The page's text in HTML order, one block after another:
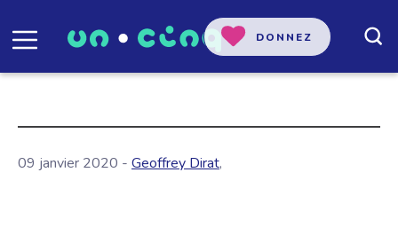
DONNEZ
09 janvier 2020 - Geoffrey Dirat,